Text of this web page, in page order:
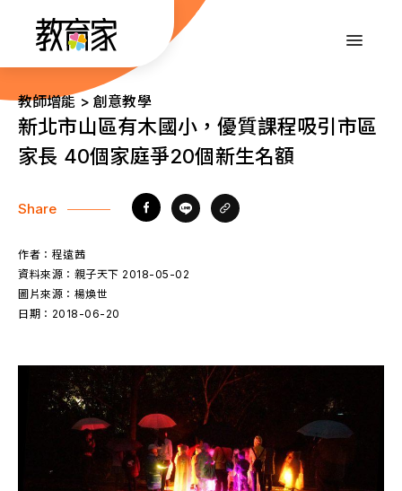
內
::: 教師增能 > 創意教學
新北市山區有木國小，優質課程吸引市區
家長 40個家庭爭20個新生名額
Share
作者： 程遠茜
資料來源： 親子天下 2018-05-02
圖片來源： 楊煥世
日期： 2018-06-20